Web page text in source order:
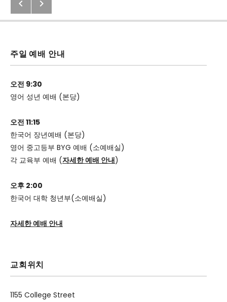
주일 예배 안내
오전 9:30
영어 성년 예배 (본당)
오전 11:15
한국어 장년예배 (본당)
영어 중고등부 BYG 예배 (소예배실)
각 교육부 예배 (자세한 예배 안내)
오후 2:00
한국어 대학 청년부(소예배실)
자세한 예배 안내
교회위치
1155 College Street